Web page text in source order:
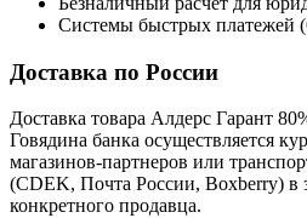
Системы быстрых платежей
Доставка по России
Доставка товара Алдерс Гарант
Говядина банка осуществляется
магазинов-партнеров или
(CDEK, Почта России, Boxberry) в
конкретного продавца.